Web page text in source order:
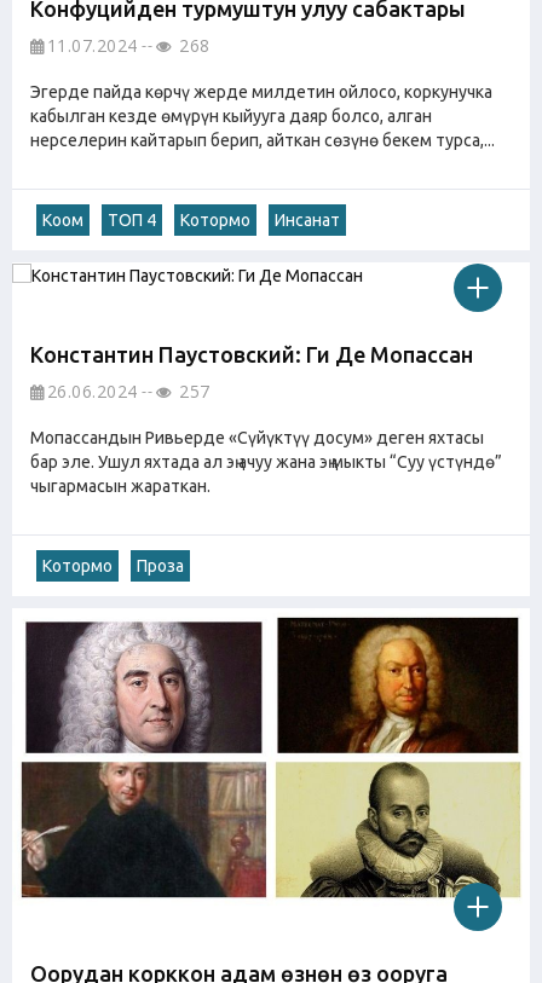
Конфуцийден турмуштун улуу сабактары
11.07.2024 268
Эгерде пайда көрчү жерде милдетин ойлосо, коркунучка
кабылган кезде өмүрүн кыйууга даяр болсо, алган
нерселерин кайтарып берип, айткан сөзүнө бекем турса,...
Коом ТОП 4 Котормо Инсанат
Константин Паустовский: Ги Де Мопассан
26.06.2024 257
Мопассандын Ривьерде «Сүйүктүү досум» деген яхтасы
бар эле. Ушул яхтада ал эң ачуу жана эң мыкты “Суу үстүндө”
чыгармасын жараткан.
Котормо Проза
Оорудан корккон адам өзүнөн өзү ооруга